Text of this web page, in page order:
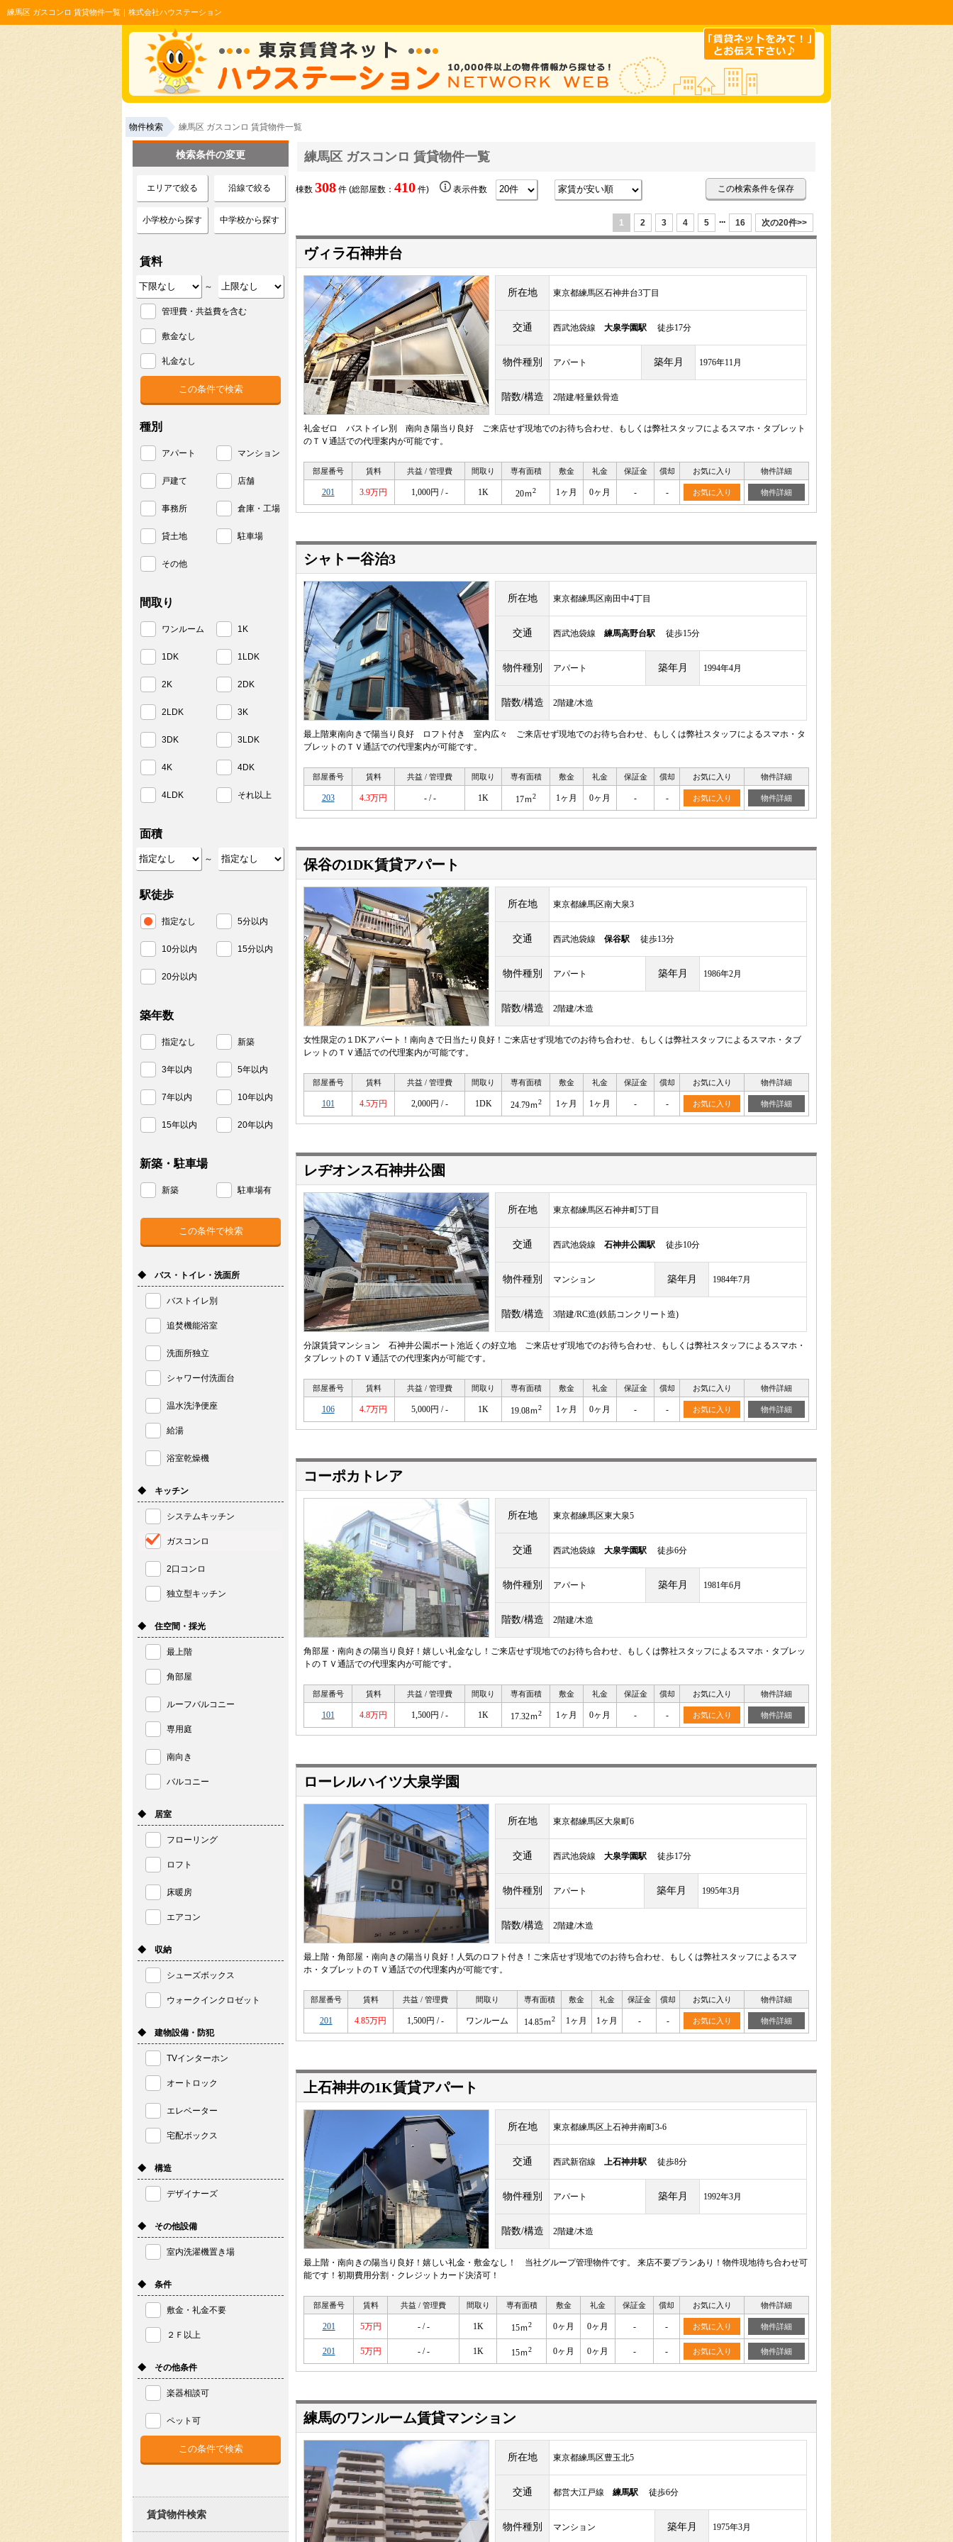
練馬区 ガスコンロ 賃貸物件一覧｜株式会社ハウステーション
物件検索 練馬区 ガスコンロ 賃貸物件一覧
練馬区 ガスコンロ 賃貸物件一覧
棟数 308 件 (総部屋数： 410 件) 表示件数 この検索条件を保存
1 2 3 4 5 ... 16 次の20件>>
ヴィラ石神井台
所在地 東京都練馬区石神井台3丁目
交通 西武池袋線 大泉学園駅 徒歩17分
物件種別 アパート 築年月 1976年11月
階数/構造 2階建/軽量鉄骨造
礼金ゼロ バストイレ別 南向き陽当り良好 ご来店せず現地でのお待ち合わせ、もしくは弊社スタッフによるスマホ・タブレット
のＴＶ通話での代理案内が可能です。
部屋番号 賃料 共益 / 管理費 間取り 専有面積 敷金 礼金 保証金 償却 お気に入り 物件詳細
201 3.9万円 1,000円 / - 1K 20ｍ2 1ヶ月 0ヶ月 - - お気に入り 物件詳細
シャトー谷治3
所在地 東京都練馬区南田中4丁目
交通 西武池袋線 練馬高野台駅 徒歩15分
物件種別 アパート 築年月 1994年4月
階数/構造 2階建/木造
最上階東南向きで陽当り良好 ロフト付き 室内広々 ご来店せず現地でのお待ち合わせ、もしくは弊社スタッフによるスマホ・タ
ブレットのＴＶ通話での代理案内が可能です。
部屋番号 賃料 共益 / 管理費 間取り 専有面積 敷金 礼金 保証金 償却 お気に入り 物件詳細
203 4.3万円 - / - 1K 17ｍ2 1ヶ月 0ヶ月 - - お気に入り 物件詳細
保谷の1DK賃貸アパート
所在地 東京都練馬区南大泉3
交通 西武池袋線 保谷駅 徒歩13分
物件種別 アパート 築年月 1986年2月
階数/構造 2階建/木造
女性限定の１DKアパート！南向きで日当たり良好！ご来店せず現地でのお待ち合わせ、もしくは弊社スタッフによるスマホ・タブ
レットのＴＶ通話での代理案内が可能です。
部屋番号 賃料 共益 / 管理費 間取り 専有面積 敷金 礼金 保証金 償却 お気に入り 物件詳細
101 4.5万円 2,000円 / - 1DK 24.79ｍ2 1ヶ月 1ヶ月 - - お気に入り 物件詳細
レヂオンス石神井公園
所在地 東京都練馬区石神井町5丁目
交通 西武池袋線 石神井公園駅 徒歩10分
物件種別 マンション 築年月 1984年7月
階数/構造 3階建/RC造(鉄筋コンクリート造)
分譲賃貸マンション 石神井公園ボート池近くの好立地 ご来店せず現地でのお待ち合わせ、もしくは弊社スタッフによるスマホ・
タブレットのＴＶ通話での代理案内が可能です。
部屋番号 賃料 共益 / 管理費 間取り 専有面積 敷金 礼金 保証金 償却 お気に入り 物件詳細
106 4.7万円 5,000円 / - 1K 19.08ｍ2 1ヶ月 0ヶ月 - - お気に入り 物件詳細
コーポカトレア
所在地 東京都練馬区東大泉5
交通 西武池袋線 大泉学園駅 徒歩6分
物件種別 アパート 築年月 1981年6月
階数/構造 2階建/木造
角部屋・南向きの陽当り良好！嬉しい礼金なし！ご来店せず現地でのお待ち合わせ、もしくは弊社スタッフによるスマホ・タブレッ
トのＴＶ通話での代理案内が可能です。
部屋番号 賃料 共益 / 管理費 間取り 専有面積 敷金 礼金 保証金 償却 お気に入り 物件詳細
101 4.8万円 1,500円 / - 1K 17.32ｍ2 1ヶ月 0ヶ月 - - お気に入り 物件詳細
ローレルハイツ大泉学園
所在地 東京都練馬区大泉町6
交通 西武池袋線 大泉学園駅 徒歩17分
物件種別 アパート 築年月 1995年3月
階数/構造 2階建/木造
最上階・角部屋・南向きの陽当り良好！人気のロフト付き！ご来店せず現地でのお待ち合わせ、もしくは弊社スタッフによるスマ
ホ・タブレットのＴＶ通話での代理案内が可能です。
部屋番号 賃料 共益 / 管理費 間取り 専有面積 敷金 礼金 保証金 償却 お気に入り 物件詳細
201 4.85万円 1,500円 / - ワンルーム 14.85ｍ2 1ヶ月 1ヶ月 - - お気に入り 物件詳細
上石神井の1K賃貸アパート
所在地 東京都練馬区上石神井南町3-6
交通 西武新宿線 上石神井駅 徒歩8分
物件種別 アパート 築年月 1992年3月
階数/構造 2階建/木造
最上階・南向きの陽当り良好！嬉しい礼金・敷金なし！ 当社グループ管理物件です。 来店不要プランあり！物件現地待ち合わせ可
能です！初期費用分割・クレジットカード決済可！
部屋番号 賃料 共益 / 管理費 間取り 専有面積 敷金 礼金 保証金 償却 お気に入り 物件詳細
201 5万円 - / - 1K 15ｍ2 0ヶ月 0ヶ月 - - お気に入り 物件詳細
201 5万円 - / - 1K 15ｍ2 0ヶ月 0ヶ月 - - お気に入り 物件詳細
練馬のワンルーム賃貸マンション
所在地 東京都練馬区豊玉北5
交通 都営大江戸線 練馬駅 徒歩6分
物件種別 マンション 築年月 1975年3月
検索条件の変更
エリアで絞る 沿線で絞る
小学校から探す 中学校から探す
賃料
～
管理費・共益費を含む
敷金なし
礼金なし
種別
アパート マンション
戸建て 店舗
事務所 倉庫・工場
貸土地 駐車場
その他
間取り
ワンルーム 1K
1DK 1LDK
2K 2DK
2LDK 3K
3DK 3LDK
4K 4DK
4LDK それ以上
面積
～
駅徒歩
指定なし 5分以内
10分以内 15分以内
20分以内
築年数
指定なし 新築
3年以内 5年以内
7年以内 10年以内
15年以内 20年以内
新築・駐車場
新築 駐車場有
◆ バス・トイレ・洗面所
バストイレ別
追焚機能浴室
洗面所独立
シャワー付洗面台
温水洗浄便座
給湯
浴室乾燥機
◆ キッチン
システムキッチン
ガスコンロ
2口コンロ
独立型キッチン
◆ 住空間・採光
最上階
角部屋
ルーフバルコニー
専用庭
南向き
バルコニー
◆ 居室
フローリング
ロフト
床暖房
エアコン
◆ 収納
シューズボックス
ウォークインクロゼット
◆ 建物設備・防犯
TVインターホン
オートロック
エレベーター
宅配ボックス
◆ 構造
デザイナーズ
◆ その他設備
室内洗濯機置き場
◆ 条件
敷金・礼金不要
２Ｆ以上
◆ その他条件
楽器相談可
ペット可
賃貸物件検索